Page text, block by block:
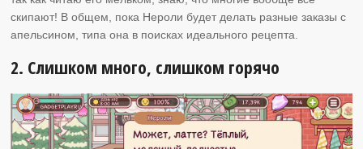
скипают! В общем, пока Нероли будет делать разные заказы с
апельсином, типа она в поисках идеального рецепта.
2. Слишком много, слишком горячо